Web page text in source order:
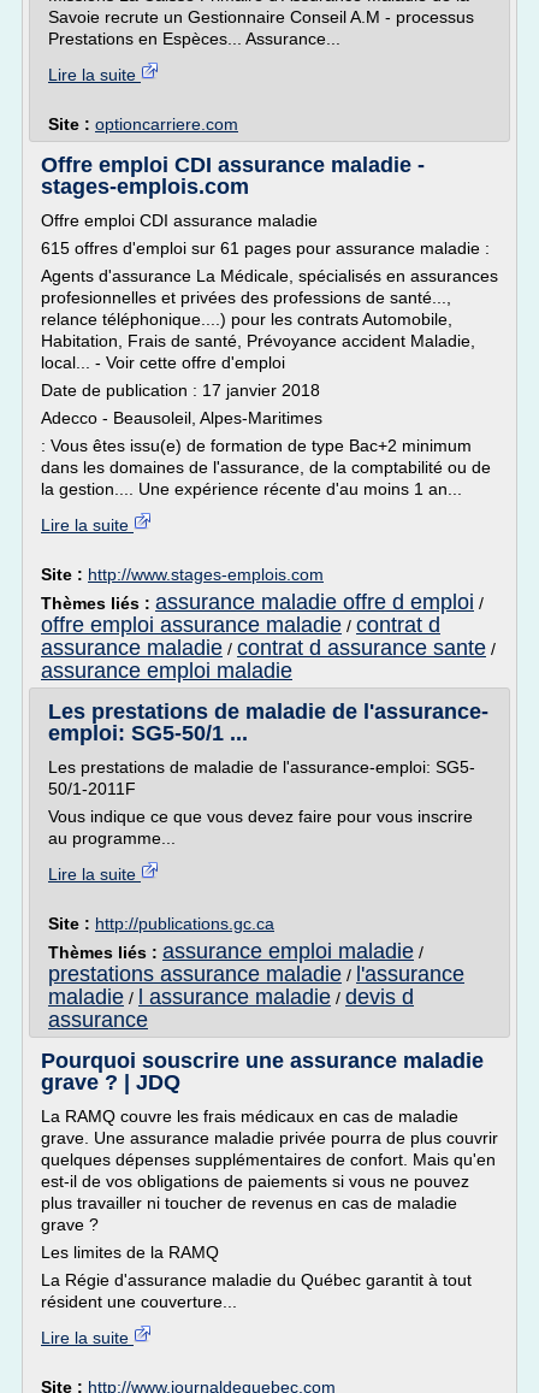
Savoie recrute un Gestionnaire Conseil A.M - processus
Prestations en Espèces... Assurance...
Lire la suite
Site : optioncarriere.com
Offre emploi CDI assurance maladie -
stages-emplois.com
Offre emploi CDI assurance maladie
615 offres d'emploi sur 61 pages pour assurance maladie :
Agents d'assurance La Médicale, spécialisés en assurances
profesionnelles et privées des professions de santé...,
relance téléphonique....) pour les contrats Automobile,
Habitation, Frais de santé, Prévoyance accident Maladie,
local... - Voir cette offre d'emploi
Date de publication : 17 janvier 2018
Adecco - Beausoleil, Alpes-Maritimes
: Vous êtes issu(e) de formation de type Bac+2 minimum
dans les domaines de l'assurance, de la comptabilité ou de
la gestion.... Une expérience récente d'au moins 1 an...
Lire la suite
Site : http://www.stages-emplois.com
Thèmes liés : assurance maladie offre d emploi /
offre emploi assurance maladie / contrat d
assurance maladie / contrat d assurance sante /
assurance emploi maladie
Les prestations de maladie de l'assurance-
emploi: SG5-50/1 ...
Les prestations de maladie de l'assurance-emploi: SG5-
50/1-2011F
Vous indique ce que vous devez faire pour vous inscrire
au programme...
Lire la suite
Site : http://publications.gc.ca
Thèmes liés : assurance emploi maladie /
prestations assurance maladie / l'assurance
maladie / l assurance maladie / devis d
assurance
Pourquoi souscrire une assurance maladie
grave ? | JDQ
La RAMQ couvre les frais médicaux en cas de maladie
grave. Une assurance maladie privée pourra de plus couvrir
quelques dépenses supplémentaires de confort. Mais qu'en
est-il de vos obligations de paiements si vous ne pouvez
plus travailler ni toucher de revenus en cas de maladie
grave ?
Les limites de la RAMQ
La Régie d'assurance maladie du Québec garantit à tout
résident une couverture...
Lire la suite
Site : http://www.journaldequebec.com